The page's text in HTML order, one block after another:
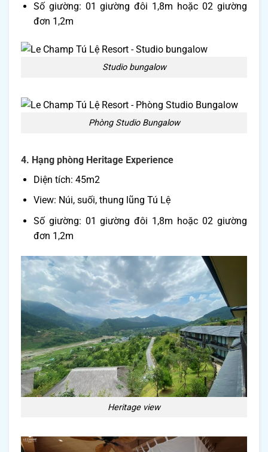
Số giường: 01 giường đôi 1,8m hoặc 02 giường
đơn 1,2m
Studio bungalow
Phòng Studio Bungalow
4. Hạng phòng Heritage Experience
Diện tích: 45m2
View: Núi, suối, thung lũng Tú Lệ
Số giường: 01 giường đôi 1,8m hoặc 02 giường
đơn 1,2m
Heritage view